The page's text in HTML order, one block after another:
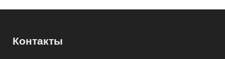
Контакты